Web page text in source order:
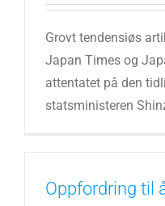
Grovt tendensiøs
Japan Times og
attentatet på den
statsministeren
Oppfordring til